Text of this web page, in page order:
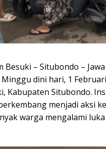
Besuki – Situbondo –
dini hari, 1
Kabupaten Situbondo.
menjadi aksi
warga mengalami